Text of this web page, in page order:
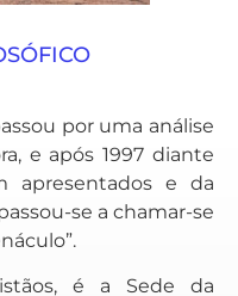
por uma análise
e após 1997 diante
apresentados e da
se a chamar-se
é a Sede da